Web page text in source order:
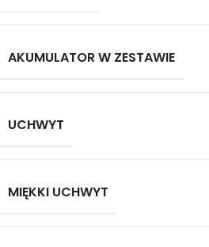
AKUMULATOR W ZESTAWIE
UCHWYT
MIĘKKI UCHWYT